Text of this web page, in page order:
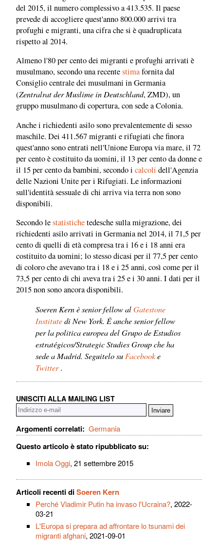
del 2015, il numero complessivo a 413.535. Il paese
prevede di accogliere quest'anno 800.000 arrivi tra
profughi e migranti, una cifra che si è quadruplicata
rispetto al 2014.
Almeno l'80 per cento dei migranti e profughi arrivati è
musulmano, secondo una recentestimafornita dal
Consiglio centrale dei musulmani in Germania
(Zentralrat der Muslime in Deutschland, ZMD), un
gruppo musulmano di copertura, con sede a Colonia.
Anche i richiedenti asilo sono prevalentemente di sesso
maschile. Dei 411.567 migranti e rifugiati che finora
quest'anno sono entrati nell'Unione Europa via mare, il 72
per cento è costituito da uomini, il 13 per cento da donne e
il 15 per cento da bambini, secondo i calcoli dell'Agenzia
delle Nazioni Unite per i Rifugiati. Le informazioni
sull'identità sessuale di chi arriva via terra non sono
disponibili.
Secondo lestatistichetedesche sulla migrazione, dei
richiedenti asilo arrivati in Germania nel 2014, il 71,5 per
cento di quelli di età compresa tra i 16 e i 18 anni era
costituito da uomini; lo stesso dicasi per il 77,5 per cento
di coloro che avevano tra i 18 e i 25 anni, così come per il
73,5 per cento di chi aveva tra i 25 e i 30 anni. I dati per il
2015 non sono ancora disponibili.
Soeren Kern è senior fellow alGatestone
Institutedi New York. È anche senior fellow
per la politica europea del Grupo de Estudios
estratégicos/Strategic Studies Group che ha
sede a Madrid. Seguitelo su Facebooke
Twitter.
UNISCITI ALLA MAILING LIST
Argomenti correlati: Germania
Questo articolo è stato ripubblicato su:
Imola Oggi, 21 settembre 2015
Articoli recenti diSoeren Kern
Perché Vladimir Putin ha invaso l'Ucraina?, 2022-
03-21
L'Europa si prepara ad affrontare lo tsunami dei
migranti afghani, 2021-09-01